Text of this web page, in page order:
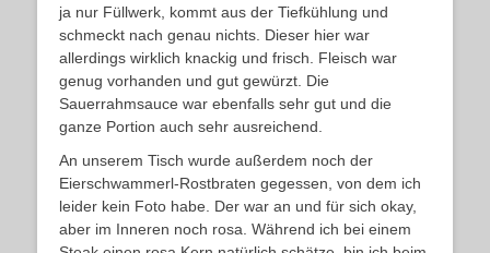
ja nur Füllwerk, kommt aus der Tiefkühlung und
schmeckt nach genau nichts. Dieser hier war
allerdings wirklich knackig und frisch. Fleisch war
genug vorhanden und gut gewürzt. Die
Sauerrahmsauce war ebenfalls sehr gut und die
ganze Portion auch sehr ausreichend.
An unserem Tisch wurde außerdem noch der
Eierschwammerl-Rostbraten gegessen, von dem ich
leider kein Foto habe. Der war an und für sich okay,
aber im Inneren noch rosa. Während ich bei einem